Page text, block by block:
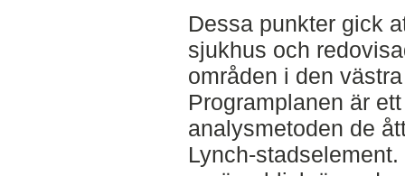
Dessa punkter gick
sjukhus och
områden i den
Programplanen är
analysmetoden de
Lynch-